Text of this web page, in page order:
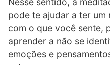
Nesse sentido, a
pode te ajudar a ter um
com o que você sente,
aprender a não se
emoções e